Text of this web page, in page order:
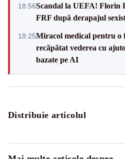
18:56Scandal la UEFA! Florin
FRF după derapajul
18:25Miracol medical pentru o
recăpătat vederea cu
bazate pe AI
Distribuie articolul